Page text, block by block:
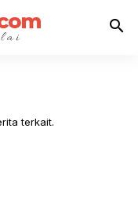
search
terkait.